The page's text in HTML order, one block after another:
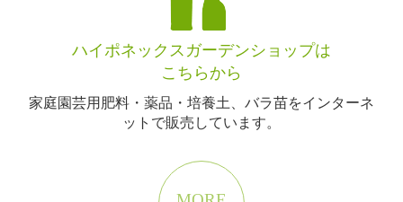
ハイポネックスガーデンショップは
こちらから
家庭園芸用肥料・薬品・培養土、バラ苗をインターネ
ットで販売しています。